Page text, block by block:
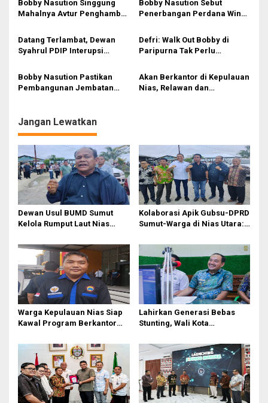
i
o
s
Bobby Nasution Singgung
Mahalnya Avtur Penghambat
Penerbangan di Sumut
Bobby Nasution Sebut
Penerbangan Perdana Wings
Natal Pangkas Waktu
Tempuh dan Perkuat
Konektivitas
Datang Terlambat, Dewan
Syahrul PDIP Interupsi
DPRD Sumut Yang Dihadiri
Gubsu
Defri: Walk Out Bobby di
Paripurna Tak Perlu
Kourum
Bobby Nasution Pastikan
Pembangunan Jembatan
Bersama
Akan Berkantor di Kepulauan
Nias, Relawan dan
Jangan Lewatkan
Dewan Usul BUMD Sumut
Kelola Rumput Laut Nias
Kolaborasi Apik Gubsu-DPRD
Sumut-Warga di Nias Utara:
Akhirnya Diperbaiki
Warga Kepulauan Nias Siap
Kawal Program Berkantor
Lahirkan Generasi Bebas
Stunting, Wali Kota
Optimalisasi SP3 Catin